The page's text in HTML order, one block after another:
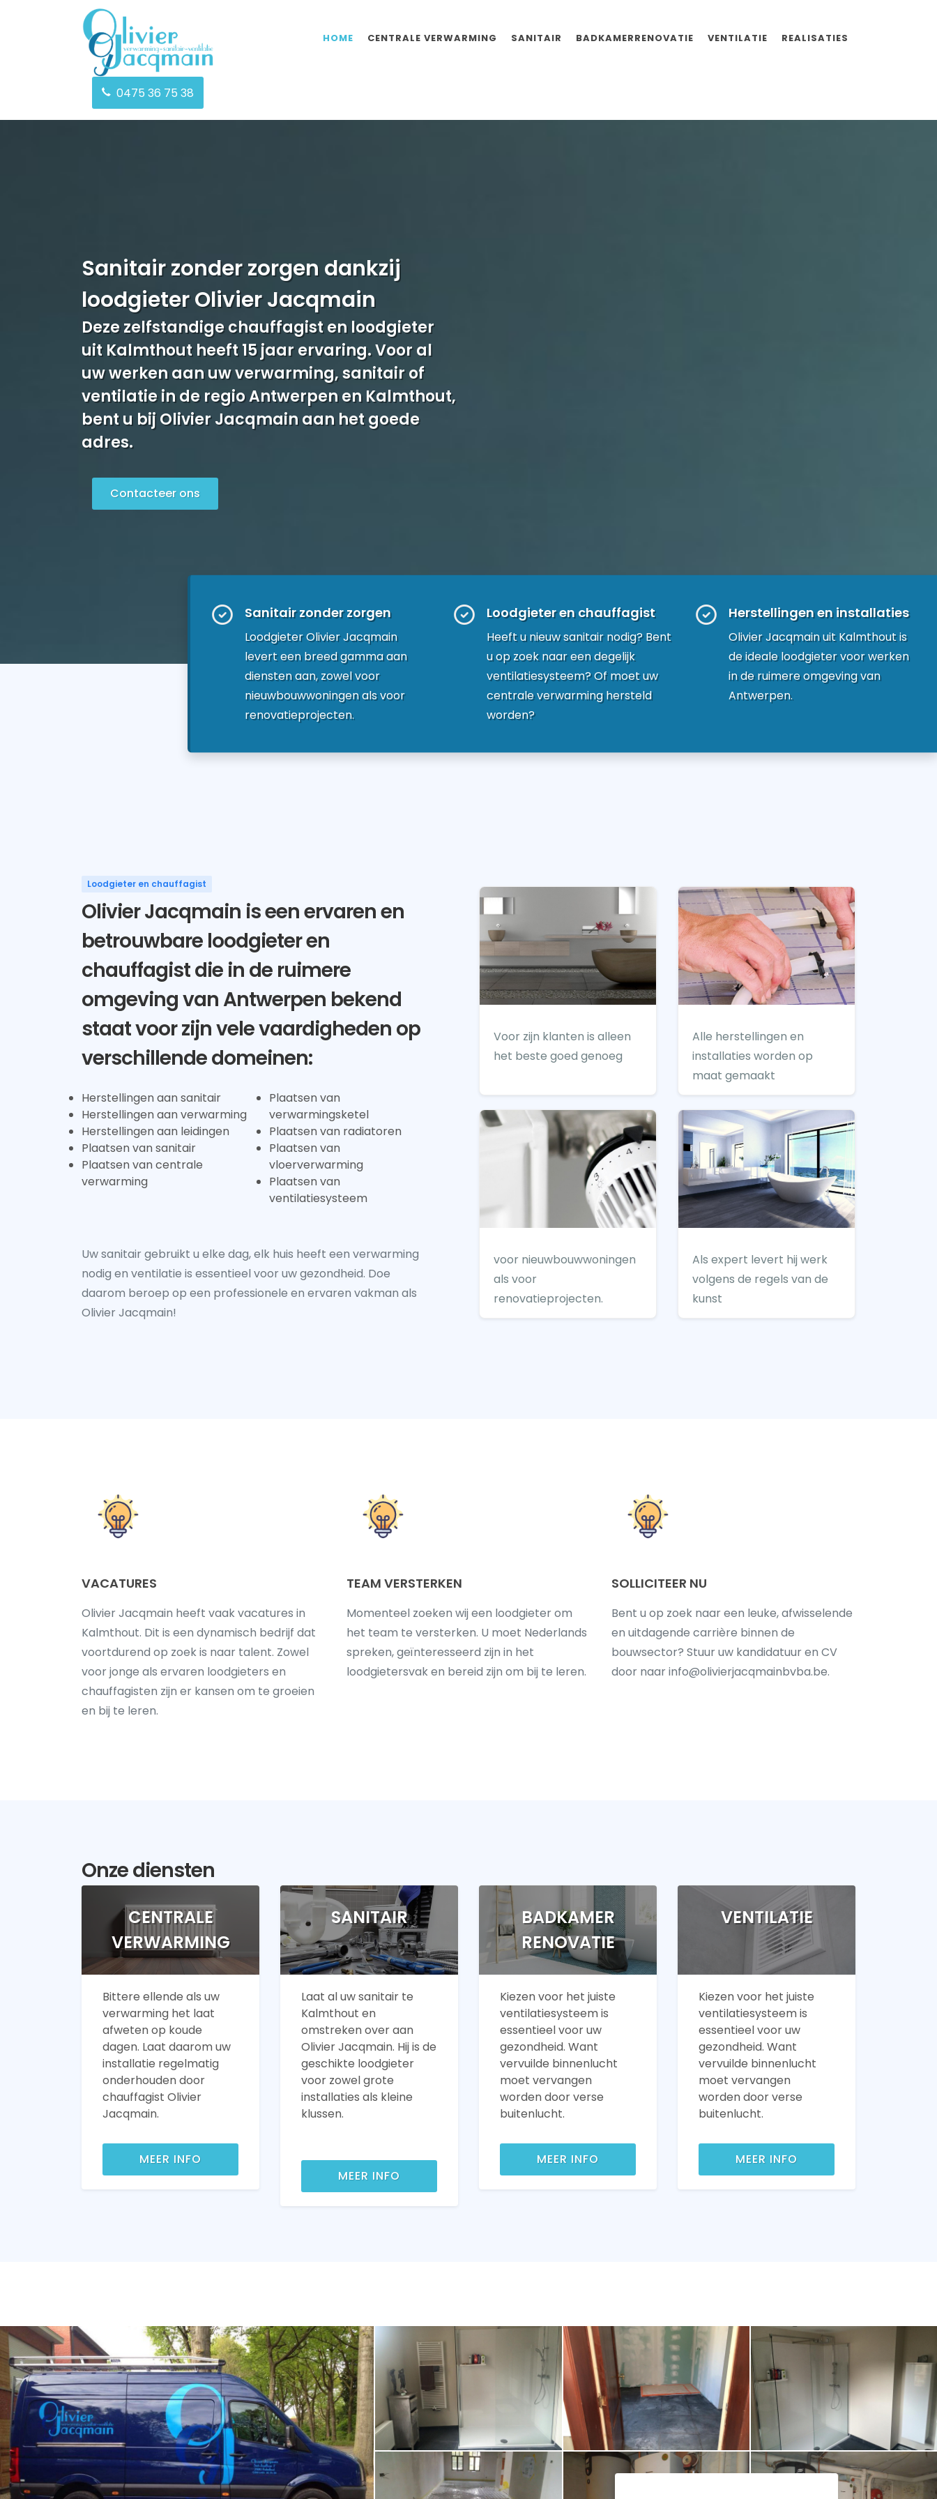
0475 36 75 38
HOME CENTRALE VERWARMING SANITAIR BADKAMERRENOVATIE VENTILATIE REALISATIES
Sanitair zonder zorgen dankzij
loodgieter Olivier Jacqmain
Deze zelfstandige chauffagist en loodgieter
uit Kalmthout heeft 15 jaar ervaring. Voor al
uw werken aan uw verwarming, sanitair of
ventilatie in de regio Antwerpen en Kalmthout,
bent u bij Olivier Jacqmain aan het goede
adres.
Contacteer ons
Sanitair zonder zorgen
Loodgieter Olivier Jacqmain
levert een breed gamma aan
diensten aan, zowel voor
nieuwbouwwoningen als voor
renovatieprojecten.
Loodgieter en chauffagist
Heeft u nieuw sanitair nodig? Bent
u op zoek naar een degelijk
ventilatiesysteem? Of moet uw
centrale verwarming hersteld
worden?
Herstellingen en installaties
Olivier Jacqmain uit Kalmthout is
de ideale loodgieter voor werken
in de ruimere omgeving van
Antwerpen.
Loodgieter en chauffagist
Olivier Jacqmain is een ervaren en
betrouwbare loodgieter en
chauffagist die in de ruimere
omgeving van Antwerpen bekend
staat voor zijn vele vaardigheden op
verschillende domeinen:
Herstellingen aan sanitair
Herstellingen aan verwarming
Herstellingen aan leidingen
Plaatsen van sanitair
Plaatsen van centrale
verwarming
Plaatsen van
verwarmingsketel
Plaatsen van radiatoren
Plaatsen van
vloerverwarming
Plaatsen van
ventilatiesysteem
Uw sanitair gebruikt u elke dag, elk huis heeft een verwarming
nodig en ventilatie is essentieel voor uw gezondheid. Doe
daarom beroep op een professionele en ervaren vakman als
Olivier Jacqmain!
Voor zijn klanten is alleen
het beste goed genoeg
Alle herstellingen en
installaties worden op
maat gemaakt
voor nieuwbouwwoningen
als voor
renovatieprojecten.
Als expert levert hij werk
volgens de regels van de
kunst
VACATURES
Olivier Jacqmain heeft vaak vacatures in
Kalmthout. Dit is een dynamisch bedrijf dat
voortdurend op zoek is naar talent. Zowel
voor jonge als ervaren loodgieters en
chauffagisten zijn er kansen om te groeien
en bij te leren.
TEAM VERSTERKEN
Momenteel zoeken wij een loodgieter om
het team te versterken. U moet Nederlands
spreken, geïnteresseerd zijn in het
loodgietersvak en bereid zijn om bij te leren.
SOLLICITEER NU
Bent u op zoek naar een leuke, afwisselende
en uitdagende carrière binnen de
bouwsector? Stuur uw kandidatuur en CV
door naarinfo@olivierjacqmainbvba.be.
Onze diensten
CENTRALE
VERWARMING
Bittere ellende als uw
verwarming het laat
afweten op koude
dagen. Laat daarom uw
installatie regelmatig
onderhouden door
chauffagist Olivier
Jacqmain.
MEER INFO
SANITAIR
Laat al uw sanitair te
Kalmthout en
omstreken over aan
Olivier Jacqmain. Hij is de
geschikte loodgieter
voor zowel grote
installaties als kleine
klussen.
MEER INFO
BADKAMER
RENOVATIE
Kiezen voor het juiste
ventilatiesysteem is
essentieel voor uw
gezondheid. Want
vervuilde binnenlucht
moet vervangen
worden door verse
buitenlucht.
MEER INFO
VENTILATIE
Kiezen voor het juiste
ventilatiesysteem is
essentieel voor uw
gezondheid. Want
vervuilde binnenlucht
moet vervangen
worden door verse
buitenlucht.
MEER INFO